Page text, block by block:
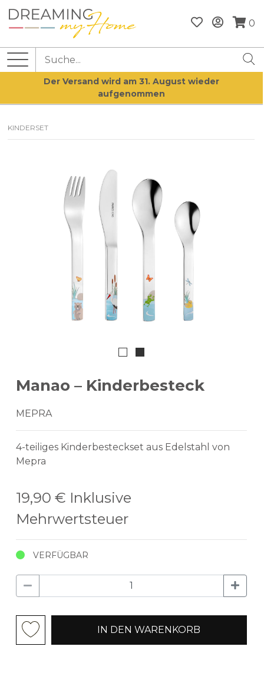
0
Der Versand wird am 31. August wieder
aufgenommen
KINDERSET
Manao – Kinderbesteck
MEPRA
4-teiliges Kinderbesteckset aus Edelstahl von
Mepra
19,90 € Inklusive
Mehrwertsteuer
VERFÜGBAR
IN DEN WARENKORB